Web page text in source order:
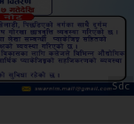
ksbus